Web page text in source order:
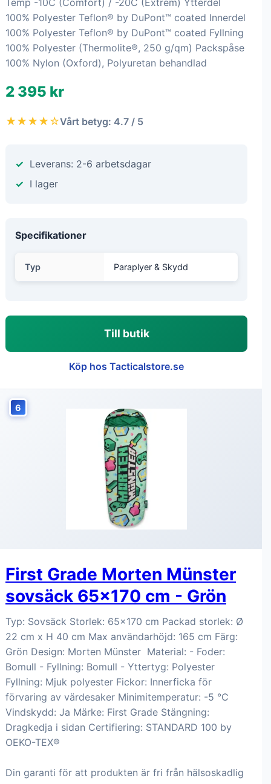
Temp -10C (Comfort) / -20C (Extrem) Ytterdel
100% Polyester Teflon® by DuPont™ coated Innerdel
100% Polyester Teflon® by DuPont™ coated Fyllning
100% Polyester (Thermolite®, 250 g/qm) Packspåse
100% Nylon (Oxford), Polyuretan behandlad
2 395 kr
★★★★☆Vårt betyg: 4.7 / 5
Leverans: 2-6 arbetsdagar
I lager
Specifikationer
Typ Paraplyer & Skydd
Till butik
Köp hos Tacticalstore.se
6
First Grade Morten Münster
sovsäck 65x170 cm - Grön
Typ: Sovsäck Storlek: 65x170 cm Packad storlek: Ø
22 cm x H 40 cm Max användarhöjd: 165 cm Färg:
Grön Design: Morten Münster Material: - Foder:
Bomull - Fyllning: Bomull - Yttertyg: Polyester
Fyllning: Mjuk polyester Fickor: Innerficka för
förvaring av värdesaker Minimitemperatur: -5 °C
Vindskydd: Ja Märke: First Grade Stängning:
Dragkedja i sidan Certifiering: STANDARD 100 by
OEKO-TEX®
Din garanti för att produkten är fri från hälsoskadlig